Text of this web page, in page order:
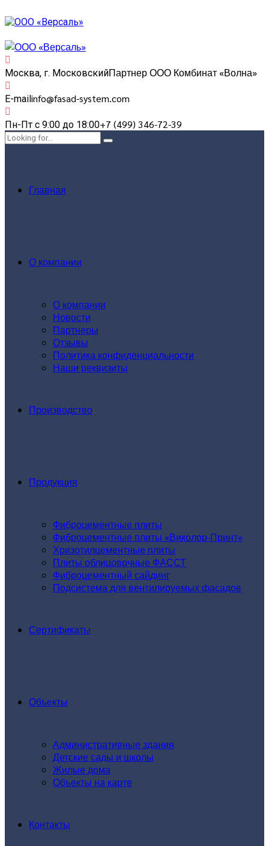
Москва, г. МосковскийПартнер ООО Комбинат «Волна»
E-mailinfo@fasad-system.com
Пн-Пт с 9:00 до 18:00+7 (499) 346-72-39
Главная
О компании
О компании
Новости
Партнеры
Отзывы
Политика конфиденциальности
Наши реквизиты
Производство
Продукция
Фиброцементные плиты
Фиброцементные плиты «Виколор-Принт»
Хризотилцементные плиты
Плиты облицовочные ФАССТ
Фиброцементный сайдинг
Подсистема для вентилируемых фасадов
Сертификаты
Объекты
Административные здания
Детские сады и школы
Жилые дома
Объекты на карте
Контакты